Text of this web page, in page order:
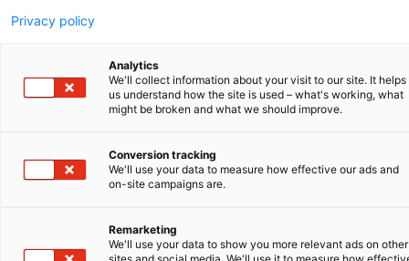
octrooi krijgen
voor baanbrekende
uitvindingen?
In mijn werk als octrooigemachtigde merk ik dat
vereisten voor een octrooi. Veel uitvinders lijken
de indruk te hebben dat octrooien alleen worden
Privacy policy
Analytics
We'll collect information about your visit to our site. It helps
us understand how the site is used – what's working, what
might be broken and what we should improve.
Conversion tracking
We'll use your data to measure how effective our ads and
on-site campaigns are.
Remarketing
We'll use your data to show you more relevant ads on other